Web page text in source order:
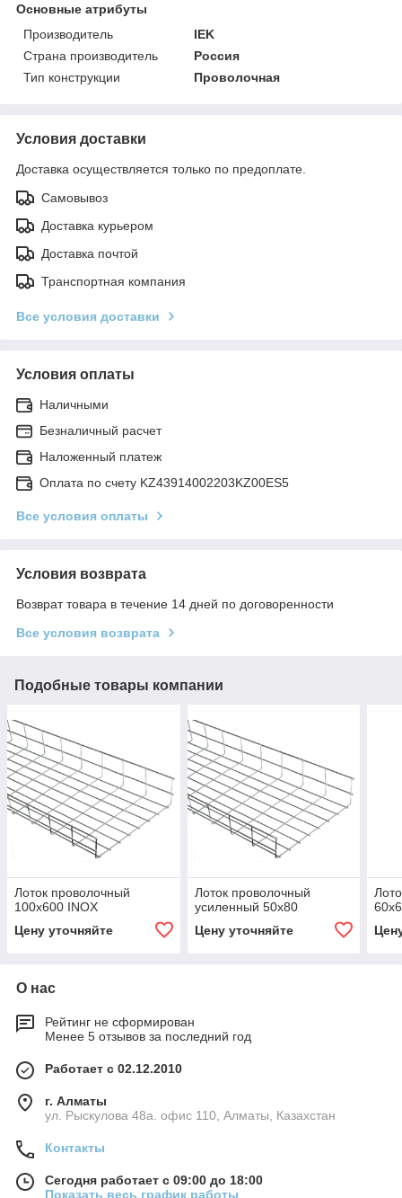
Основные атрибуты
Производитель
IEK
Страна производитель
Россия
Тип конструкции
Проволочная
Условия доставки
Доставка осуществляется только по предоплате.
Самовывоз
Доставка курьером
Доставка почтой
Транспортная компания
Все условия доставки
Условия оплаты
Наличными
Безналичный расчет
Наложенный платеж
Оплата по счету KZ43914002203KZ00ES5
Все условия оплаты
Условия возврата
Возврат товара в течение 14 дней по договоренности
Все условия возврата
Подобные товары компании
Лоток проволочный
100х600 INOX
Цену уточняйте
Лоток проволочный
усиленный 50х80
Цену уточняйте
О нас
Рейтинг не сформирован
Менее 5 отзывов за последний год
Работает с 02.12.2010
г. Алматы
ул. Рыскулова 48а. офис 110, Алматы, Казахстан
Контакты
Сегодня работает с 09:00 до 18:00
Показать весь график работы